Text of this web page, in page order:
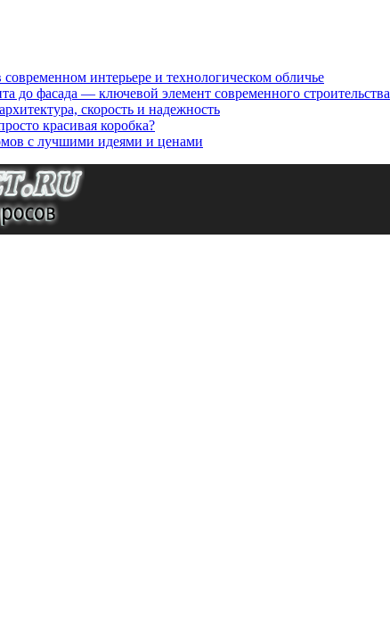
интерьере и технологическом обличье
до фасада — ключевой элемент современного строительства
скорость и надежность
красивая коробка?
с лучшими идеями и ценами